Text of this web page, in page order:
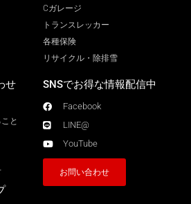
Cガレージ
トランスレッカー
各種保険
リサイクル・除排雪
せ
と​
SNSでお得な情報配信中
Facebook
LINE@
YouTube
お問い合わせ